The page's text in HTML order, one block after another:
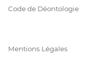
Code de Déontologie
Mentions Légales